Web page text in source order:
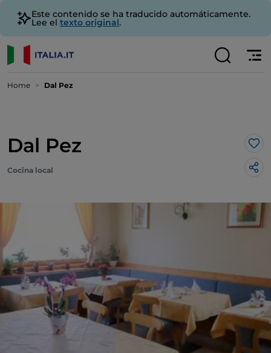
Este contenido se ha traducido automáticamente.
Lee el texto original.
Home Dal Pez
Dal Pez Me
Cocina local